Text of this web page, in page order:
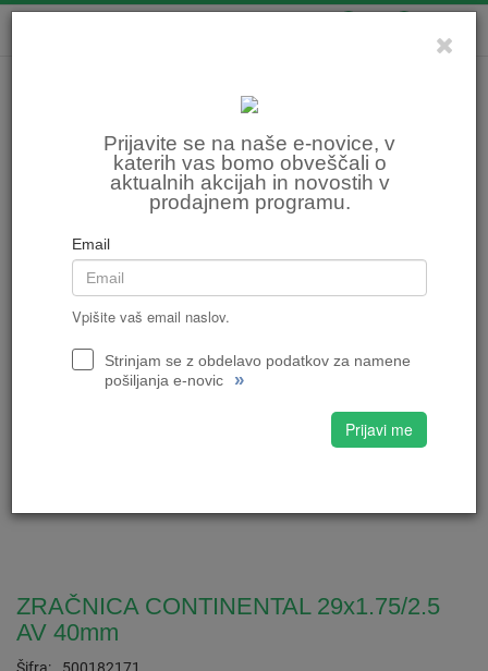
Prijavite se na naše e-novice, v
katerih vas bomo obveščali o
aktualnih akcijah in novostih v
prodajnem programu.
Email
Vpišite vaš email naslov.
Strinjam se z obdelavo podatkov za namene
pošiljanja e-novic
»
Prijavi me
ZRAČNICA CONTINENTAL 29x1.75/2.5
AV 40mm